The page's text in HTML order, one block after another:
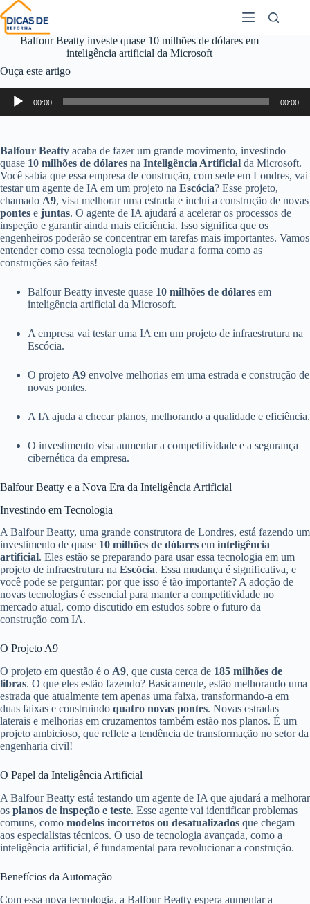
Balfour Beatty investe quase 10 milhões de dólares em
inteligência artificial da Microsoft
Ouça este artigo
Tocador
áudio
00:00 00:00
Balfour Beatty acaba de fazer um grande movimento, investindo
quase 10 milhões de dólares na Inteligência Artificial da Microsoft.
Você sabia que essa empresa de construção, com sede em Londres, vai
testar um agente de IA em um projeto na Escócia? Esse projeto,
chamado A9, visa melhorar uma estrada e inclui a construção de novas
pontes e juntas. O agente de IA ajudará a acelerar os processos de
inspeção e garantir ainda mais eficiência. Isso significa que os
engenheiros poderão se concentrar em tarefas mais importantes. Vamos
entender como essa tecnologia pode mudar a forma como as
construções são feitas!
Balfour Beatty investe quase 10 milhões de dólares em
inteligência artificial da Microsoft.
A empresa vai testar uma IA em um projeto de infraestrutura na
Escócia.
O projeto A9 envolve melhorias em uma estrada e construção de
novas pontes.
A IA ajuda a checar planos, melhorando a qualidade e eficiência.
O investimento visa aumentar a competitividade e a segurança
cibernética da empresa.
Balfour Beatty e a Nova Era da Inteligência Artificial
Investindo em Tecnologia
A Balfour Beatty, uma grande construtora de Londres, está fazendo um
investimento de quase 10 milhões de dólares em inteligência
artificial. Eles estão se preparando para usar essa tecnologia em um
projeto de infraestrutura na Escócia. Essa mudança é significativa, e
você pode se perguntar: por que isso é tão importante? A adoção de
novas tecnologias é essencial para manter a competitividade no
mercado atual, como discutido em estudos sobre o futuro da
construção com IA.
O Projeto A9
O projeto em questão é o A9, que custa cerca de 185 milhões de
libras. O que eles estão fazendo? Basicamente, estão melhorando uma
estrada que atualmente tem apenas uma faixa, transformando-a em
duas faixas e construindo quatro novas pontes. Novas estradas
laterais e melhorias em cruzamentos também estão nos planos. É um
projeto ambicioso, que reflete a tendência de transformação no setor da
engenharia civil!
O Papel da Inteligência Artificial
A Balfour Beatty está testando um agente de IA que ajudará a melhorar
os planos de inspeção e teste. Esse agente vai identificar problemas
comuns, como modelos incorretos ou desatualizados que chegam
aos especialistas técnicos. O uso de tecnologia avançada, como a
inteligência artificial, é fundamental para revolucionar a construção.
Benefícios da Automação
Com essa nova tecnologia, a Balfour Beatty espera aumentar a